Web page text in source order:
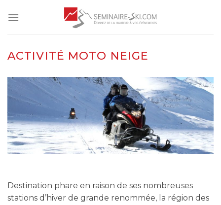
ACTIVITÉ MOTO NEIGE
Destination phare en raison de ses nombreuses
stations d’hiver de grande renommée, la région des